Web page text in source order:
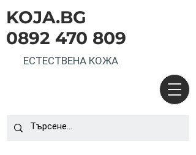
KOJA.BG
0892 470 809
ЕСТЕСТВЕНА КОЖА